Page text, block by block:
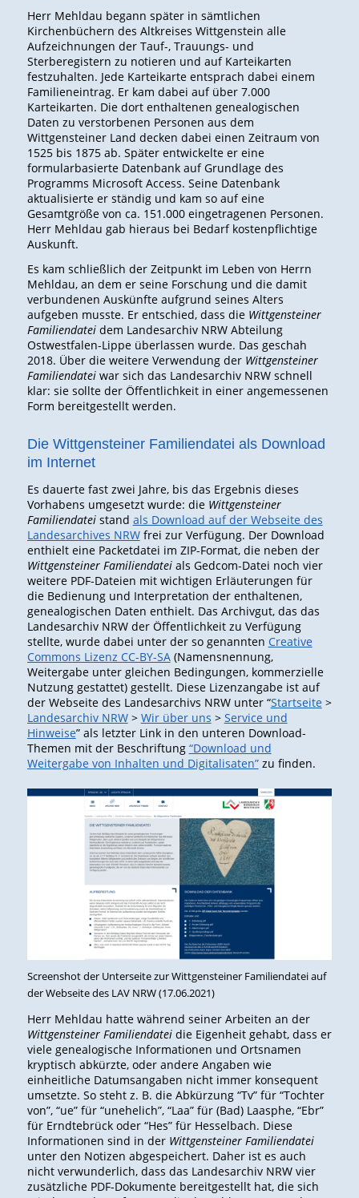
Herr Mehldau begann später in sämtlichen
Kirchenbüchern des Altkreises Wittgenstein alle
Aufzeichnungen der Tauf-, Trauungs- und
Sterberegistern zu notieren und auf Karteikarten
festzuhalten. Jede Karteikarte entsprach dabei einem
Familieneintrag. Er kam dabei auf über 7.000
Karteikarten. Die dort enthaltenen genealogischen
Daten zu verstorbenen Personen aus dem
Wittgensteiner Land decken dabei einen Zeitraum von
1525 bis 1875 ab. Später entwickelte er eine
formularbasierte Datenbank auf Grundlage des
Programms Microsoft Access. Seine Datenbank
aktualisierte er ständig und kam so auf eine
Gesamtgröße von ca. 151.000 eingetragenen Personen.
Herr Mehldau gab hieraus bei Bedarf kostenpflichtige
Auskunft.
Es kam schließlich der Zeitpunkt im Leben von Herrn
Mehldau, an dem er seine Forschung und die damit
verbundenen Auskünfte aufgrund seines Alters
aufgeben musste. Er entschied, dass die Wittgensteiner
Familiendateidem Landesarchiv NRW Abteilung
Ostwestfalen-Lippe überlassen wurde. Das geschah
2018. Über die weitere Verwendung der Wittgensteiner
Familiendateiwar sich das Landesarchiv NRW schnell
klar: sie sollte der Öffentlichkeit in einer angemessenen
Form bereitgestellt werden.
Die Wittgensteiner Familiendatei als Download
im Internet
Es dauerte fast zwei Jahre, bis das Ergebnis dieses
Vorhabens umgesetzt wurde: die Wittgensteiner
Familiendateistand als Download auf der Webseite des
Landesarchives NRWfrei zur Verfügung. Der Download
enthielt eine Packetdatei im ZIP-Format, die neben der
Wittgensteiner Familiendateials Gedcom-Datei noch vier
weitere PDF-Dateien mit wichtigen Erläuterungen für
die Bedienung und Interpretation der enthaltenen,
genealogischen Daten enthielt. Das Archivgut, das das
Landesarchiv NRW der Öffentlichkeit zu Verfügung
stellte, wurde dabei unter der so genannten Creative
Commons Lizenz CC-BY-SA(Namensnennung,
Weitergabe unter gleichen Bedingungen, kommerzielle
Nutzung gestattet) gestellt. Diese Lizenzangabe ist auf
der Webseite des Landesarchivs NRW unter “Startseite >
Landesarchiv NRW> Wir über uns > Service und
Hinweise” als letzter Link in den unteren Download-
Themen mit der Beschriftung “Download und
Weitergabe von Inhalten und Digitalisaten”zu finden.
Screenshot der Unterseite zur Wittgensteiner Familiendatei auf
der Webseite des LAV NRW (17.06.2021)
Herr Mehldau hatte während seiner Arbeiten an der
Wittgensteiner Familiendateidie Eigenheit gehabt, dass er
viele genealogische Informationen und Ortsnamen
kryptisch abkürzte, oder andere Angaben wie
einheitliche Datumsangaben nicht immer konsequent
umsetzte. So steht z. B. die Abkürzung “Tv” für “Tochter
von”, “ue” für “unehelich”, “Laa” für (Bad) Laasphe, “Ebr”
für Erndtebrück oder “Hes” für Hesselbach. Diese
Informationen sind in der Wittgensteiner Familiendatei
unter den Notizen abgespeichert. Daher ist es auch
nicht verwunderlich, dass das Landesarchiv NRW vier
zusätzliche PDF-Dokumente bereitgestellt hat, die sich